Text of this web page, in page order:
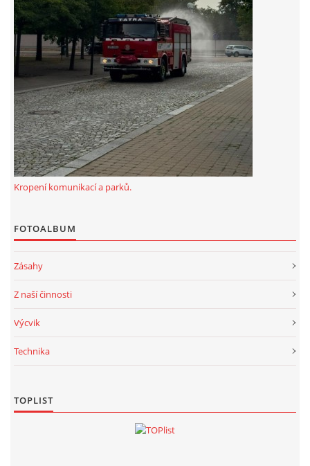
Kropení komunikací a parků.
FOTOALBUM
Zásahy
Z naší činnosti
Výcvik
Technika
TOPLIST